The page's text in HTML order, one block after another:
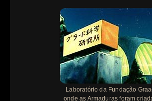
Laboratório da Fundação
onde as Armaduras foram